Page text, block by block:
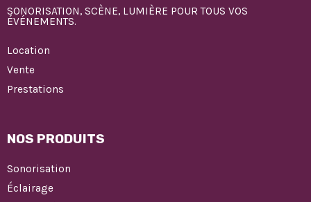
SONORISATION, SCÈNE, LUMIÈRE POUR TOUS VOS
ÉVÉNEMENTS.
Location
Vente
Prestations
NOS PRODUITS
Sonorisation
Éclairage